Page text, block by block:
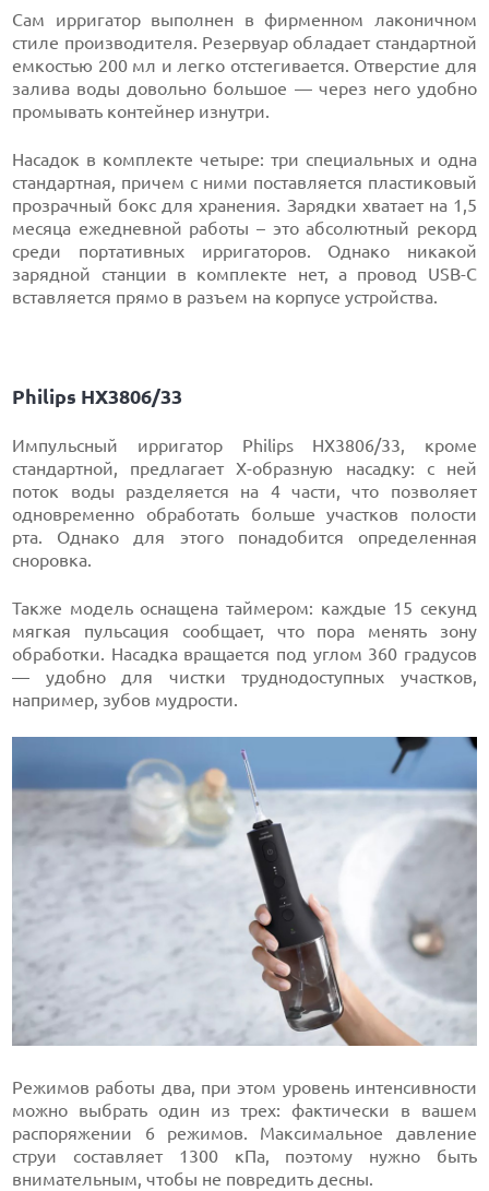
Сам ирригатор выполнен в фирменном лаконичном
стиле производителя. Резервуар обладает стандартной
емкостью 200 мл и легко отстегивается. Отверстие для
залива воды довольно большое — через него удобно
промывать контейнер изнутри.
Насадок в комплекте четыре: три специальных и одна
стандартная, причем с ними поставляется пластиковый
прозрачный бокс для хранения. Зарядки хватает на 1,5
месяца ежедневной работы – это абсолютный рекорд
среди портативных ирригаторов. Однако никакой
зарядной станции в комплекте нет, а провод USB-C
вставляется прямо в разъем на корпусе устройства.
Philips HX3806/33
Импульсный ирригатор Philips HX3806/33, кроме
стандартной, предлагает Х-образную насадку: с ней
поток воды разделяется на 4 части, что позволяет
одновременно обработать больше участков полости
рта. Однако для этого понадобится определенная
сноровка.
Также модель оснащена таймером: каждые 15 секунд
мягкая пульсация сообщает, что пора менять зону
обработки. Насадка вращается под углом 360 градусов
— удобно для чистки труднодоступных участков,
например, зубов мудрости.
Режимов работы два, при этом уровень интенсивности
можно выбрать один из трех: фактически в вашем
распоряжении 6 режимов. Максимальное давление
струи составляет 1300 кПа, поэтому нужно быть
внимательным, чтобы не повредить десны.